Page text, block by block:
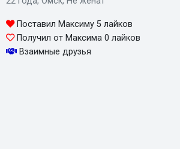
Поставил Максиму 5 лайков
Получил от Максима 0 лайков
Взаимные друзья